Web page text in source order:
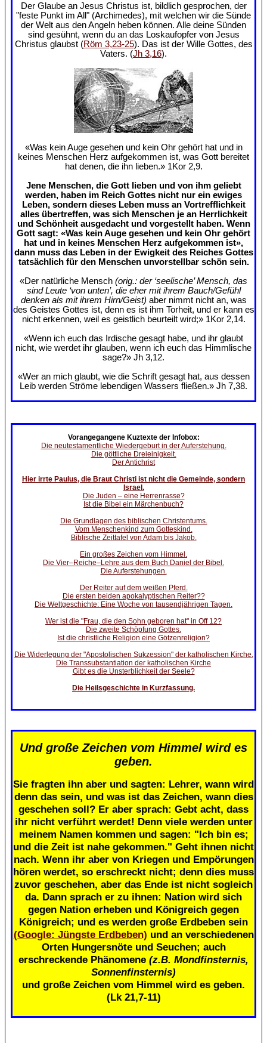
Der Glaube an Jesus Christus ist, bildlich gesprochen, der
"feste Punkt im All" (Archimedes), mit welchen wir die Sünde
der Welt aus den Angeln heben können. Alle deine Sünden
sind gesühnt, wenn du an das Loskaufopfer von Jesus
Christus glaubst (Röm 3,23-25). Das ist der Wille Gottes, des
Vaters. (Jh 3,16).
«Was kein Auge gesehen und kein Ohr gehört hat und in
keines Menschen Herz aufgekommen ist, was Gott bereitet
hat denen, die ihn lieben.» 1Kor 2,9.
Jene Menschen, die Gott lieben und von ihm geliebt
werden, haben im Reich Gottes nicht nur ein ewiges
Leben, sondern dieses Leben muss an Vortrefflichkeit
alles übertreffen, was sich Menschen je an Herrlichkeit
und Schönheit ausgedacht und vorgestellt haben. Wenn
Gott sagt: «Was kein Auge gesehen und kein Ohr gehört
hat und in keines Menschen Herz aufgekommen ist»,
dann muss das Leben in der Ewigkeit des Reiches Gottes
tatsächlich für den Menschen unvorstellbar schön sein.
«Der natürliche Mensch (orig.: der ‘seelische’ Mensch, das
sind Leute ‘von unten’, die eher mit ihrem Bauch/Gefühl
denken als mit ihrem Hirn/Geist) aber nimmt nicht an, was
des Geistes Gottes ist, denn es ist ihm Torheit, und er kann es
nicht erkennen, weil es geistlich beurteilt wird;» 1Kor 2,14.
«Wenn ich euch das Irdische gesagt habe, und ihr glaubt
nicht, wie werdet ihr glauben, wenn ich euch das Himmlische
sage?» Jh 3,12.
«Wer an mich glaubt, wie die Schrift gesagt hat, aus dessen
Leib werden Ströme lebendigen Wassers fließen.» Jh 7,38.
Vorangegangene Kuztexte der Infobox:
Die neutestamentliche Wiedergeburt in der Auferstehung.
Die göttliche Dreieinigkeit.
Der Antichrist
Hier irrte Paulus, die Braut Christi ist nicht die Gemeinde, sondern
Israel.
Die Juden – eine Herrenrasse?
Ist die Bibel ein Märchenbuch?
Die Grundlagen des biblischen Christentums.
Vom Menschenkind zum Gotteskind.
Biblische Zeittafel von Adam bis Jakob.
Ein großes Zeichen vom Himmel.
Die Vier–Reiche–Lehre aus dem Buch Daniel der Bibel.
Die Auferstehungen.
Der Reiter auf dem weißen Pferd.
Die ersten beiden apokalyptischen Reiter??
Die Weltgeschichte: Eine Woche von tausendjährigen Tagen.
Wer ist die "Frau, die den Sohn geboren hat" in Off 12?
Die zweite Schöpfung Gottes.
Ist die christliche Religion eine Götzenreligion?
Die Widerlegung der "Apostolischen Sukzession" der katholischen Kirche.
Die Transsubstantiation der katholischen Kirche
Gibt es die Unsterblichkeit der Seele?
Die Heilsgeschichte in Kurzfassung.
Und große Zeichen vom Himmel wird es
geben.
Sie fragten ihn aber und sagten: Lehrer, wann wird
denn das sein, und was ist das Zeichen, wann dies
geschehen soll? Er aber sprach: Gebt acht, dass
ihr nicht verführt werdet! Denn viele werden unter
meinem Namen kommen und sagen: "Ich bin es;
und die Zeit ist nahe gekommen." Geht ihnen nicht
nach. Wenn ihr aber von Kriegen und Empörungen
hören werdet, so erschreckt nicht; denn dies muss
zuvor geschehen, aber das Ende ist nicht sogleich
da. Dann sprach er zu ihnen: Nation wird sich
gegen Nation erheben und Königreich gegen
Königreich; und es werden große Erdbeben sein
(Google: Jüngste Erdbeben) und an verschiedenen
Orten Hungersnöte und Seuchen; auch
erschreckende Phänomene (z.B. Mondfinsternis,
Sonnenfinsternis)
und große Zeichen vom Himmel wird es geben.
(Lk 21,7-11)